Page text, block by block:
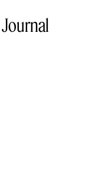
Journal